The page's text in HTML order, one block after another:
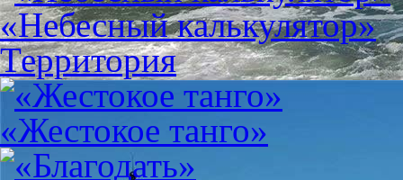
«Небесный калькулятор»
Территория
«Жестокое танго»